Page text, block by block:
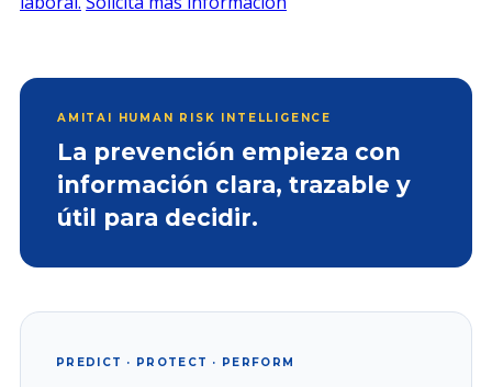
AMITAI HUMAN RISK INTELLIGENCE
La prevención empieza con
información clara, trazable y
útil para decidir.
PREDICT · PROTECT · PERFORM